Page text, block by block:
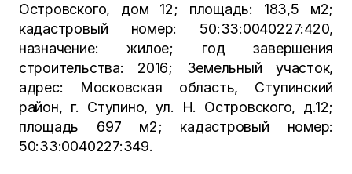
Островского, дом 12; площадь: 183,5 м2;
кадастровый номер: 50:33:0040227:420,
назначение: жилое; год завершения
строительства: 2016; Земельный участок,
адрес: Московская область, Ступинский
район, г. Ступино, ул. Н. Островского, д.12;
площадь 697 м2; кадастровый номер:
50:33:0040227:349.